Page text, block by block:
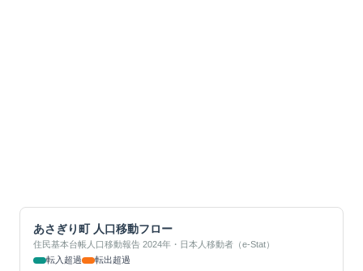
あさぎり町人口移動フロー
住民基本台帳人口移動報告 2024年・日本人移動者（e-Stat）
転入超過
転出超過